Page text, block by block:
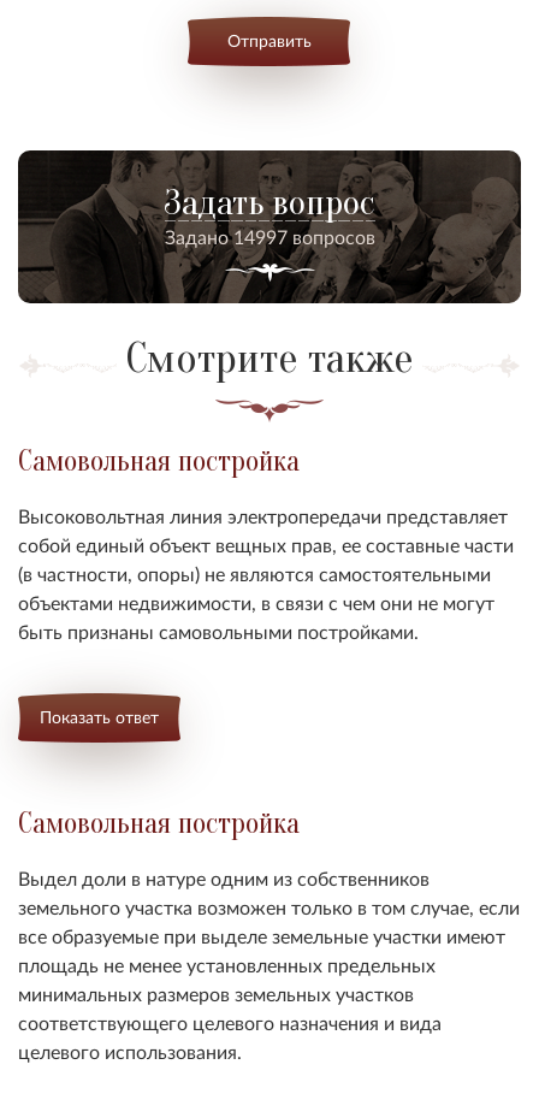
Отправить
Задать вопрос
Задано 14997 вопросов
Смотрите также
Самовольная постройка
Высоковольтная линия электропередачи представляет
собой единый объект вещных прав, ее составные части
(в частности, опоры) не являются самостоятельными
объектами недвижимости, в связи с чем они не могут
быть признаны самовольными постройками.
Показать ответ
Самовольная постройка
Выдел доли в натуре одним из собственников
земельного участка возможен только в том случае, если
все образуемые при выделе земельные участки имеют
площадь не менее установленных предельных
минимальных размеров земельных участков
соответствующего целевого назначения и вида
целевого использования.